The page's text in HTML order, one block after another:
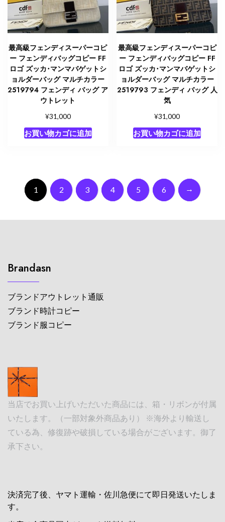
最高級フェンディスーパーコピ
ー フェンディバッグコピー FF
ロゴ ズッカ･マンマバゲットシ
ョルダーバッグ マルチカラー
2519794 フェンディ バッグ ア
ウトレット
¥31,000
お買い物カゴに追加
最高級フェンディスーパーコピ
ー フェンディバッグコピー FF
ロゴ ズッカ･マンマバゲットシ
ョルダーバッグ マルチカラー
2519793 フェンディ バッグ 人
気
¥31,000
お買い物カゴに追加
1 2 3 4 5 6 →
Brandasn
ブランドアウトレット通販
ブランド時計コピー
ブランド服コピー
当店でお買い上げいただいた商品には、箱・リボンが付属
いたします。（一部対象外商品あり） ※海外より輸送し
ている為、修復跡や破損している場合がございます。御了
承下さい。
決済完了後、ヤマト運輸・佐川急便にて即日発送いたしま
す。